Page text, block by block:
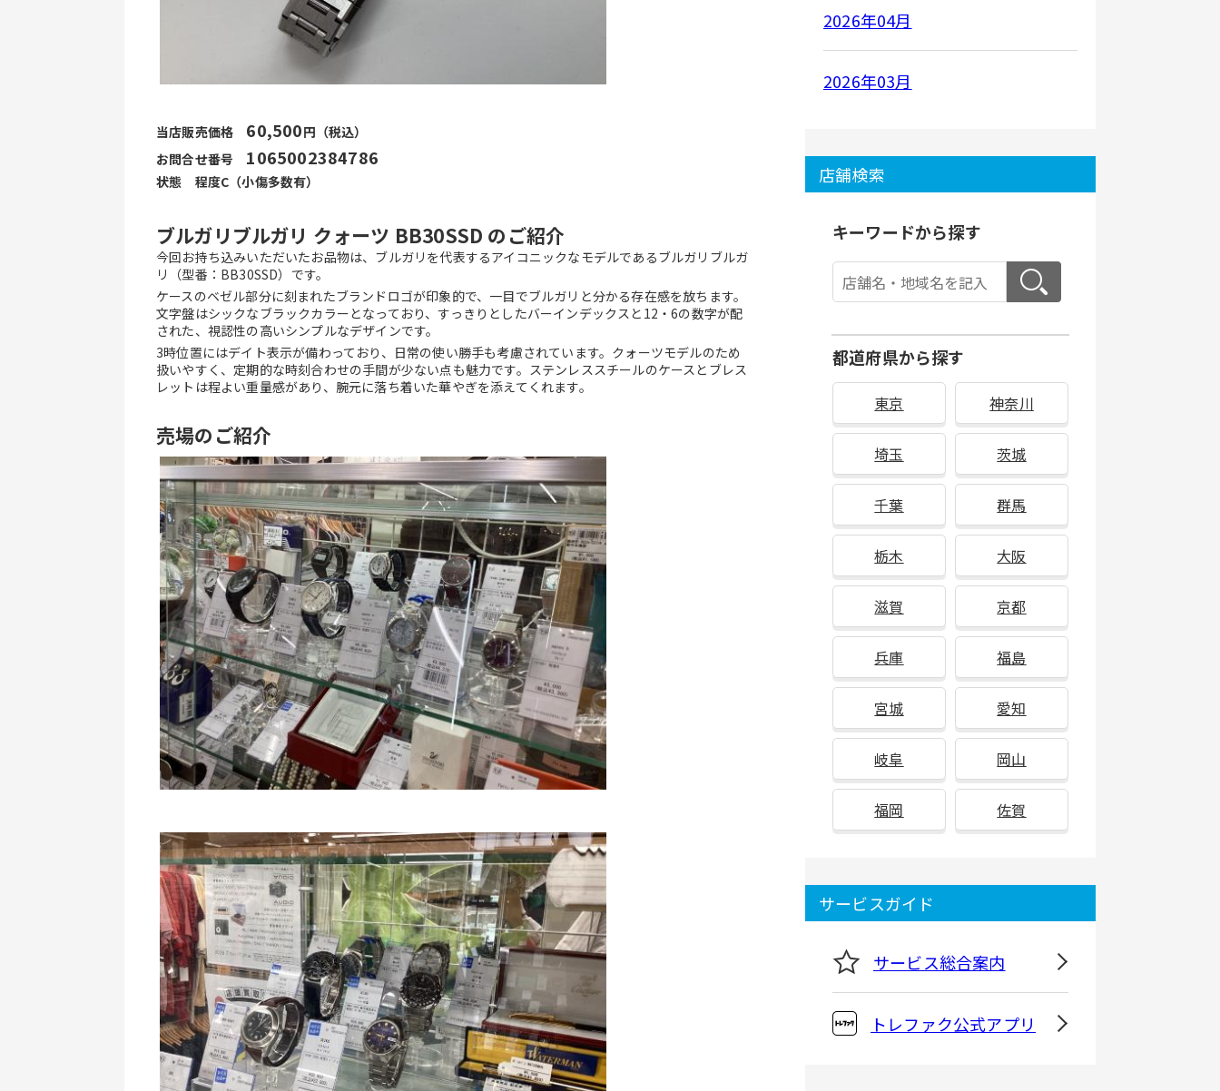
当店販売価格 60,500円（税込）
お問合せ番号 1065002384786
状態　程度C（小傷多数有）
ブルガリブルガリ クォーツ BB30SSD のご紹介
今回お持ち込みいただいたお品物は、ブルガリを代表するアイコニックなモデルであるブルガリブルガ
リ（型番：BB30SSD）です。
ケースのベゼル部分に刻まれたブランドロゴが印象的で、一目でブルガリと分かる存在感を放ちます。
文字盤はシックなブラックカラーとなっており、すっきりとしたバーインデックスと12・6の数字が配
された、視認性の高いシンプルなデザインです。
3時位置にはデイト表示が備わっており、日常の使い勝手も考慮されています。クォーツモデルのため
扱いやすく、定期的な時刻合わせの手間が少ない点も魅力です。ステンレススチールのケースとブレス
レットは程よい重量感があり、腕元に落ち着いた華やぎを添えてくれます。
売場のご紹介
2026年04月
2026年03月
店舗検索
キーワードから探す
都道府県から探す
東京 神奈川
埼玉 茨城
千葉 群馬
栃木 大阪
滋賀 京都
兵庫 福島
宮城 愛知
岐阜 岡山
福岡 佐賀
サービスガイド
サービス総合案内
トレファク公式アプリ